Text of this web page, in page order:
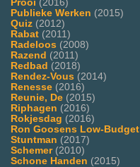
Prooi (2016)
Publieke Werken (2015)
Quiz (2012)
Rabat (2011)
Radeloos (2008)
Razend (2011)
Redbad (2018)
Rendez-Vous (2014)
Renesse (2016)
Reunie, De (2015)
Riphagen (2016)
Rokjesdag (2016)
Ron Goosens Low-Budget
Stuntman (2017)
Schemer(2010)
Schone Handen (2015)